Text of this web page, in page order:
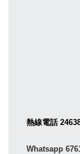
熱線電話
Whatsapp